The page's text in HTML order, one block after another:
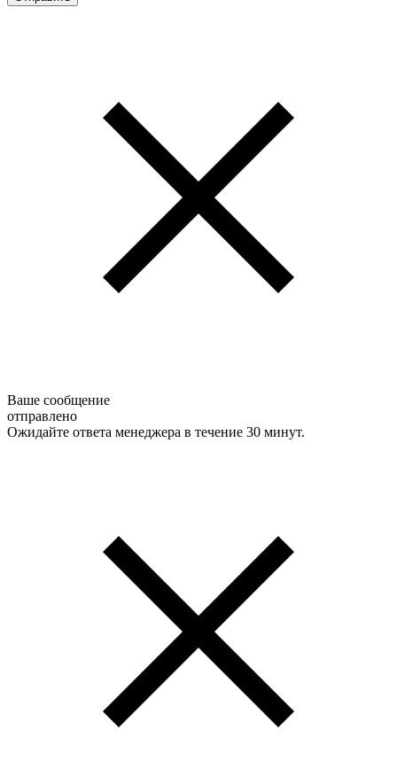
Ваше сообщение
отправлено
Ожидайте ответа менеджера в течение 30 минут.